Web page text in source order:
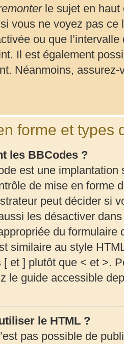
le sujet en haut
vous ne voyez pas
ou que
Il est également
Néanmoins,
forme et types
les BBCodes ?
est une
de mise en forme
peut décider si
les désactiver
du
similaire au style
[ et ] plutôt que < et >.
le guide accessible
le HTML ?
pas possible de